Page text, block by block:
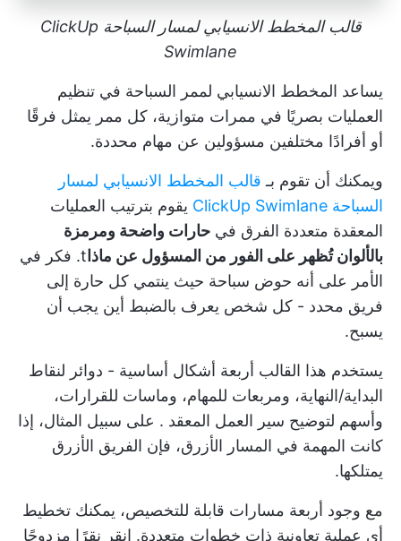
قالب المخطط الانسيابي لمسار السباحة ClickUp
Swimlane
يساعد المخطط الانسيابي لممر السباحة في تنظيم
العمليات بصريًا في ممرات متوازية، كل ممر يمثل فرقًا
أو أفرادًا مختلفين مسؤولين عن مهام محددة.
ويمكنك أن تقوم بـ قالب المخطط الانسيابي لمسار
السباحة ClickUp Swimlane
يقوم بترتيب العمليات
المعقدة متعددة الفرق في حارات واضحة ومرمزة
بالألوان تُظهر على الفور من المسؤول عن ماذا
t. فكر في
الأمر على أنه حوض سباحة حيث ينتمي كل حارة إلى
فريق محدد - كل شخص يعرف بالضبط أين يجب أن
يسبح.
يستخدم هذا القالب أربعة أشكال أساسية - دوائر لنقاط
البداية/النهاية، ومربعات للمهام، وماسات للقرارات،
وأسهم لتوضيح سير العمل المعقد . على سبيل المثال، إذا
كانت المهمة في المسار الأزرق، فإن الفريق الأزرق
يمتلكها.
مع وجود أربعة مسارات قابلة للتخصيص، يمكنك تخطيط
أي عملية تعاونية ذات خطوات متعددة. انقر نقرًا مزدوجًا